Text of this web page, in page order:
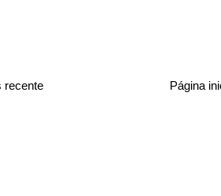
recente Página